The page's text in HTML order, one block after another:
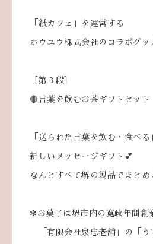
「紙カフェ」を運営する
ホウユウ株式会社のコラボグッ
［第３段］
🔴言葉を飲むお茶ギフトセット
「送られた言葉を飲む・食べる
新しいメッセージギフト💕
なんとすべて堺の製品でまとめ
✻お菓子は堺市内の寛政年間創
「有限会社泉忠老舗」の「う